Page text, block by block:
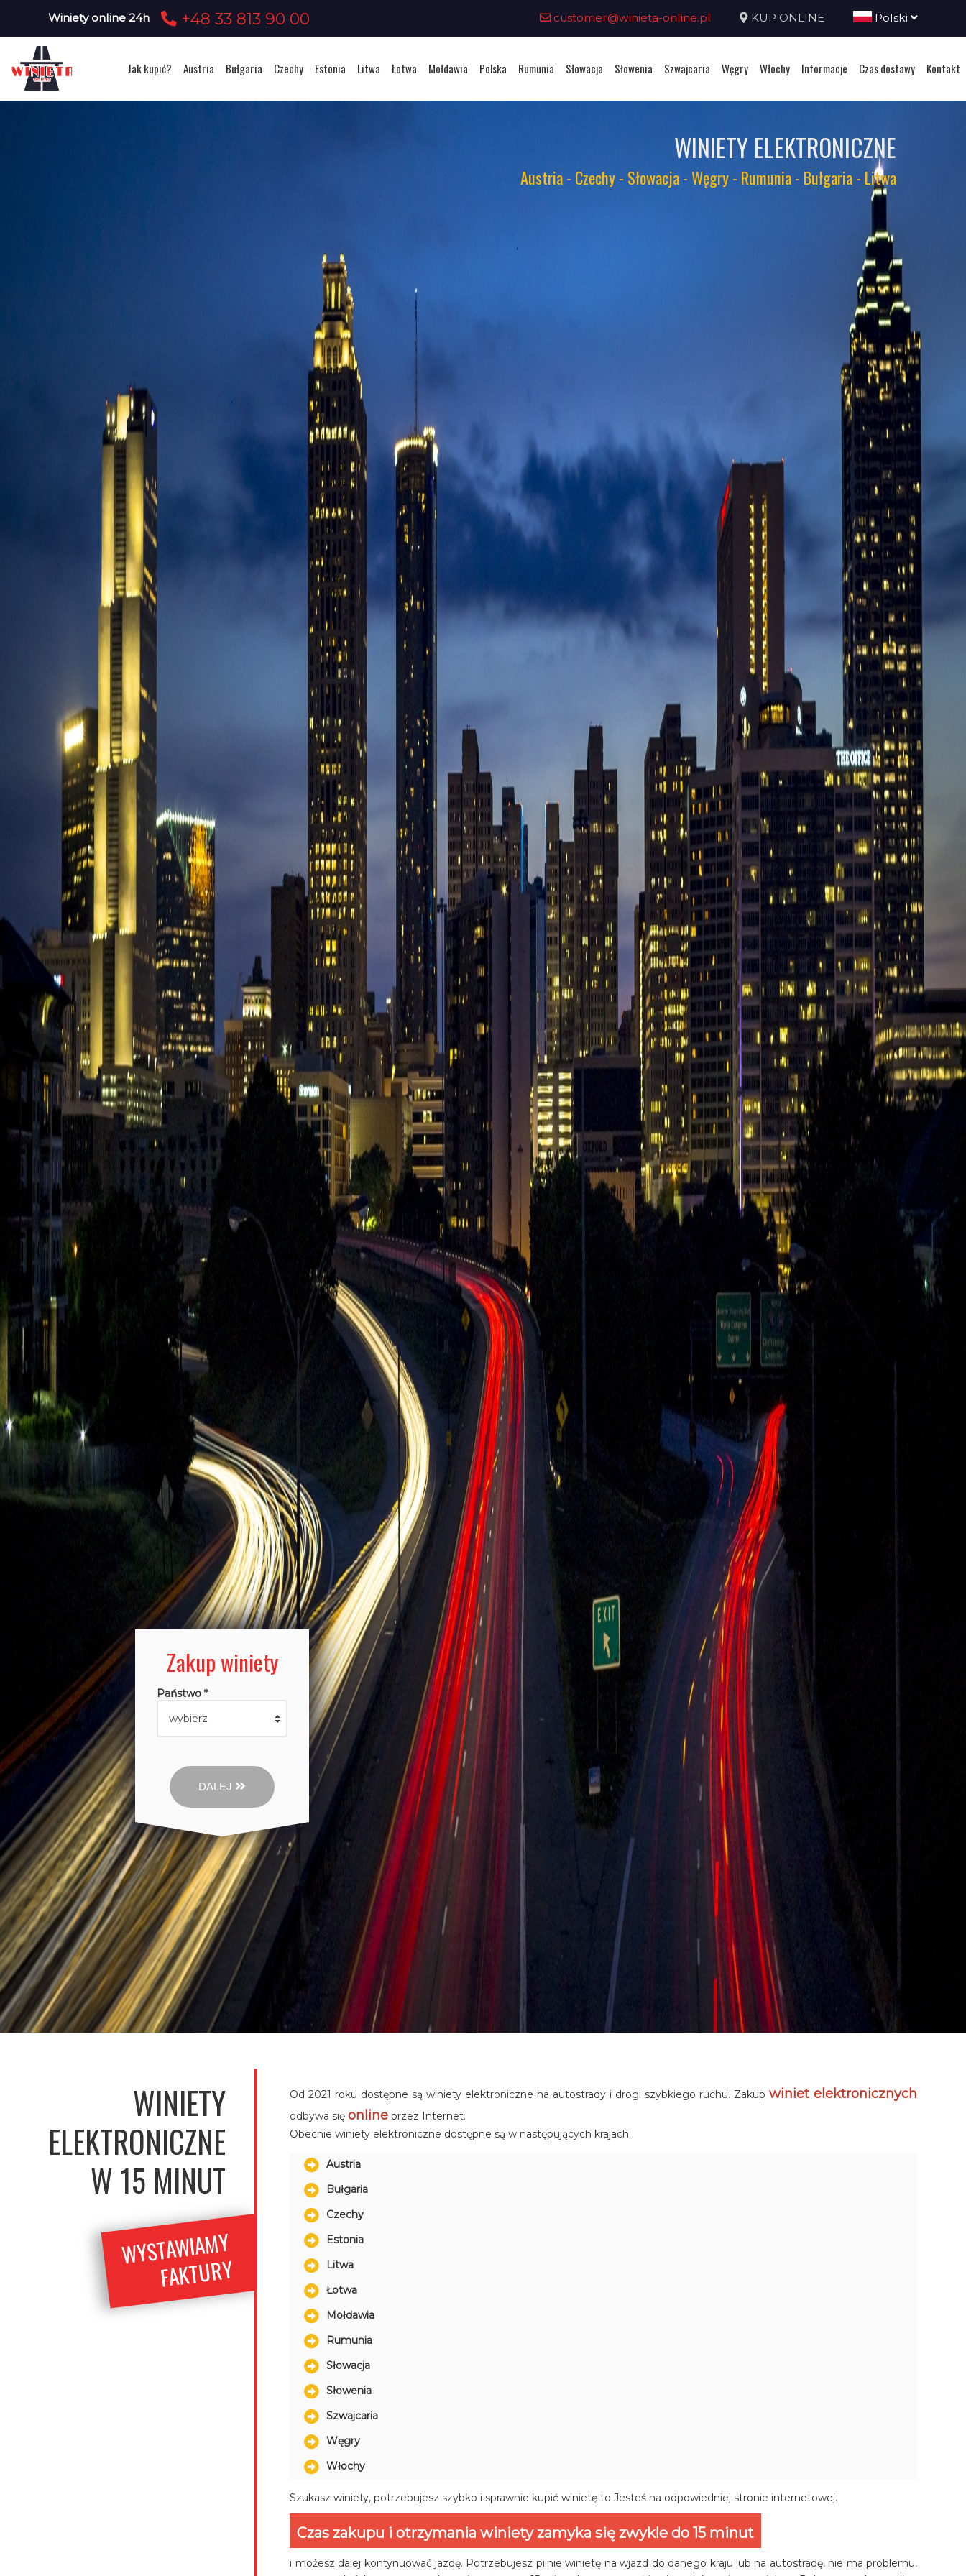
Winiety online 24h +48 33 813 90 00 customer@winieta-online.pl KUP ONLINE Polski
Jak kupić? Austria Bułgaria Czechy Estonia Litwa Łotwa Mołdawia Polska Rumunia Słowacja Słowenia Szwajcaria Węgry Włochy Informacje Czas dostawy Kontakt
WINIETY ELEKTRONICZNE
Austria - Czechy - Słowacja - Węgry - Rumunia - Bułgaria - Litwa
Zakup winiety
Państwo *
DALEJ
WINIETY
ELEKTRONICZNE
W 15 MINUT
WYSTA
WIA
MY
FAKT
URY
Od 2021 roku dostępne są winiety elektroniczne na autostrady i drogi szybkiego ruchu. Zakupwiniet elektronicznych
odbywa sięonline przez Internet.
Obecnie winiety elektroniczne dostępne są w następujących krajach:
Austria
Bułgaria
Czechy
Estonia
Litwa
Łotwa
Mołdawia
Rumunia
Słowacja
Słowenia
Szwajcaria
Węgry
Włochy
Szukasz winiety, potrzebujesz szybko i sprawnie kupić winietę to Jesteś na odpowiedniej stronie internetowej.
Czas zakupu i otrzymania winiety zamyka się zwykle do 15 minut
i możesz dalej kontynuować jazdę. Potrzebujesz pilnie winietę na wjazd do danego kraju lub na autostradę, nie ma problemu,